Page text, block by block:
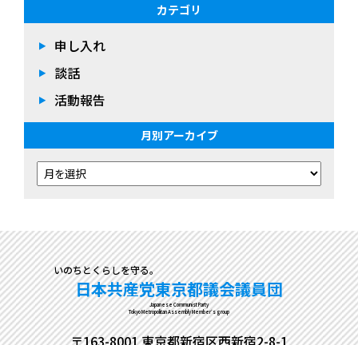
カテゴリ
申し入れ
談話
活動報告
月別アーカイブ
いのちとくらしを守る。
日本共産党東京都議会議員団
Japanese Communist Party
Tokyo Metropolitan Assembly Member's group
〒163-8001 東京都新宿区西新宿2-8-1